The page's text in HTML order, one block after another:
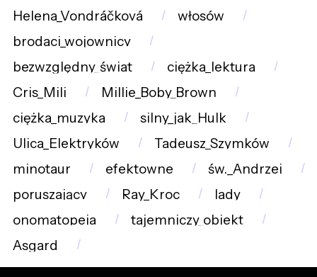
Helena_Vondráčková
włosów
brodaci_wojownicy
bezwzględny_świat
ciężka_lektura
Cris_Mili
Millie_Boby_Brown
ciężka_muzyka
silny_jak_Hulk
Ulica_Elektryków
Tadeusz_Szymków
minotaur
efektowne
św._Andrzej
poruszający
Ray_Kroc
lady
onomatopeja
tajemniczy_obiekt
Asgard